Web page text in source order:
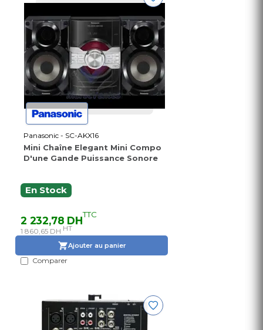
Panasonic - SC-AKX16
Mini Chaîne Elegant Mini Compo
D'une Gande Puissance Sonore
En Stock
2 232,78 DHTTC
1 860,65 DH HT
Ajouter au panier
Comparer